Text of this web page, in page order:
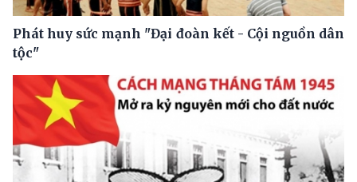
Phát huy sức mạnh "Đại đoàn kết - Cội nguồn dân
tộc"